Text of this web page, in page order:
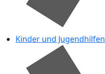
Kinder und Jugendhilfen